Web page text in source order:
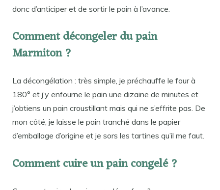
donc d’anticiper et de sortir le pain à l’avance.
Comment décongeler du pain
Marmiton ?
La décongélation : très simple, je préchauffe le four à
180° et j’y enfourne le pain une dizaine de minutes et
j’obtiens un pain croustillant mais qui ne s’effrite pas. De
mon côté, je laisse le pain tranché dans le papier
d’emballage d’origine et je sors les tartines qu’il me faut.
Comment cuire un pain congelé ?